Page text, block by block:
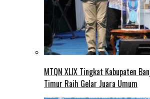
MTQN XLIX Tingkat Kabupaten
Timur Raih Gelar Juara Umum